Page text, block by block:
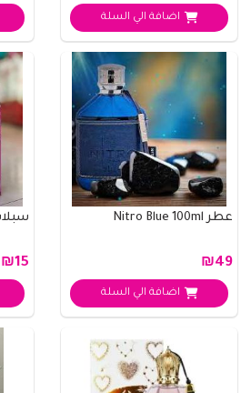
اضافة الي السلة
عطر Nitro Blue 100ml
₪49
اضافة الي السلة
₪15